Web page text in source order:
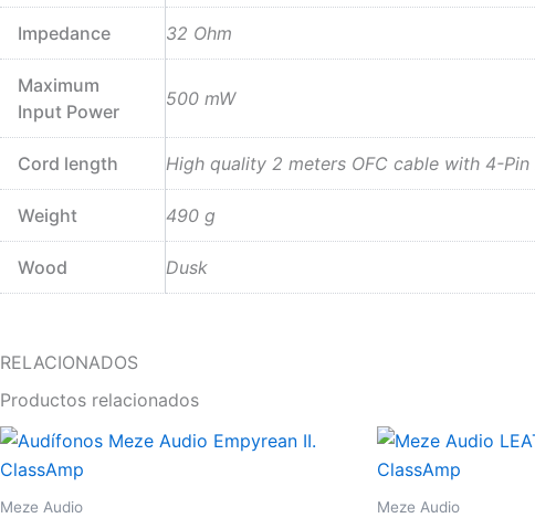
Impedance 32 Ohm
Maximum
Input Power
500 mW
Cord length High quality 2 meters OFC cable with 4-
Weight 490 g
Wood Dusk
RELACIONADOS
Productos relacionados
Meze Audio Meze Audio
Este
producto
tiene